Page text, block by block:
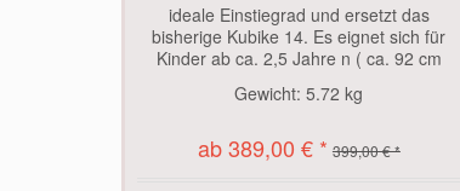
ideale Einstiegrad und ersetzt das
bisherige Kubike 14. Es eignet sich für
Kinder ab ca. 2,5 Jahre n ( ca. 92 cm
Was online bestellbar ist, ist im Laden
Gewicht: 5.72 kg
ab 389,00 € * 399,00 € *